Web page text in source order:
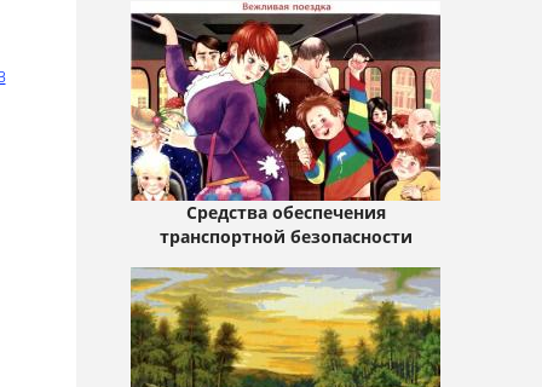
Средства обеспечения
транспортной безопасности